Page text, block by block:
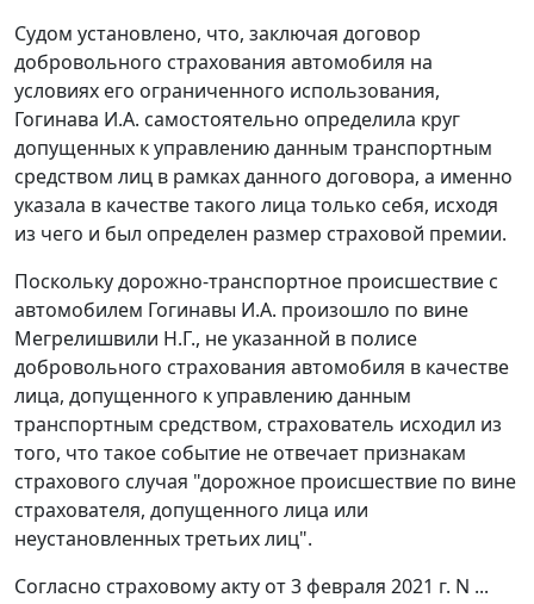
Судом установлено, что, заключая договор
добровольного страхования автомобиля на
условиях его ограниченного использования,
Гогинава И.А. самостоятельно определила круг
допущенных к управлению данным транспортным
средством лиц в рамках данного договора, а именно
указала в качестве такого лица только себя, исходя
из чего и был определен размер страховой премии.
Поскольку дорожно-транспортное происшествие с
автомобилем Гогинавы И.А. произошло по вине
Мегрелишвили Н.Г., не указанной в полисе
добровольного страхования автомобиля в качестве
лица, допущенного к управлению данным
транспортным средством, страхователь исходил из
того, что такое событие не отвечает признакам
страхового случая "дорожное происшествие по вине
страхователя, допущенного лица или
неустановленных третьих лиц".
Согласно страховому акту от 3 февраля 2021 г. N ...